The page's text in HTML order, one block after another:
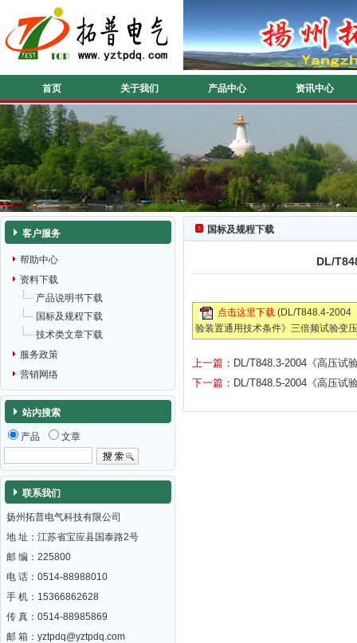
首页 关于我们 产品中心 资讯中心
客户服务
帮助中心
资料下载
产品说明书下载
国标及规程下载
技术类文章下载
服务政策
营销网络
站内搜索
产品 文章
联系我们
扬州拓普电气科技有限公司
地 址：江苏省宝应县国泰路2号
邮 编： 225800
电 话：0514-88988010
手 机：15366862628
传 真：0514-88985869
邮 箱： yztpdq@yztpdq.com
国标及规程下载
DL/
点击这里下载 (DL/T848.4-2004
验装置通用技术条件》三倍频试验变
上一篇： DL/T848.3-2004《高压试
下一篇： DL/T848.5-2004《高压试